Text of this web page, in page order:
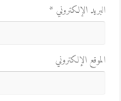
البريد الإلكتروني *
الموقع الإلكتروني